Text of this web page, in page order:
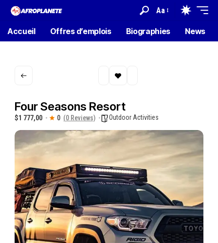
Aa
Accueil Offres d’emplois Biographies News
Four Seasons Resort
$1 777,00 0 (0 Reviews) Outdoor Activities